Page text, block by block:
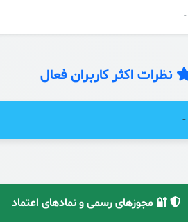
-
نظرات اکثر کاربران فعال
-
🔐 مجوزهای رسمی و نمادهای اعتماد